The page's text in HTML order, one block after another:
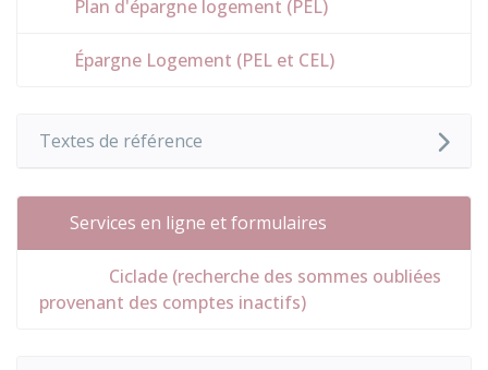
Plan d'épargne logement (PEL)
Épargne Logement (PEL et CEL)
Textes de référence
Services en ligne et formulaires
Ciclade (recherche des sommes oubliées
provenant des comptes inactifs)